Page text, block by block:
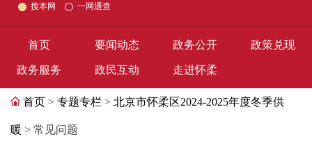
搜本网 一网通查
首页 要闻动态 政务公开 政策兑现
政务服务 政民互动 走进怀柔
首页 > 专题专栏 > 北京市怀柔区2024-2025年度冬季供
暖 > 常见问题